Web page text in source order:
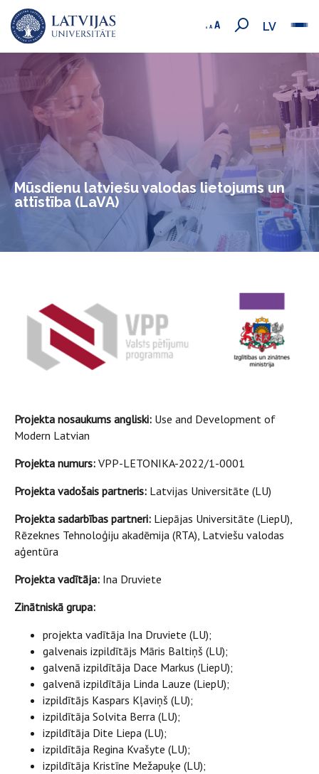
LV
Mūsdienu latviešu valodas lietojums un
attīstība (LaVA)
Projekta nosaukums angliski: Use and Development of
Modern Latvian
Projekta numurs: VPP-LETONIKA-2022/1-0001
Projekta vadošais partneris: Latvijas Universitāte (LU)
Projekta sadarbības partneri: Liepājas Universitāte (LiepU),
Rēzeknes Tehnoloģiju akadēmija (RTA), Latviešu valodas
aģentūra
Projekta vadītāja: Ina Druviete
Zinātniskā grupa:
projekta vadītāja Ina Druviete (LU);
galvenais izpildītājs Māris Baltiņš (LU);
galvenā izpildītāja Dace Markus (LiepU);
galvenā izpildītāja Linda Lauze (LiepU);
izpildītājs Kaspars Kļaviņš (LU);
izpildītāja Solvita Berra (LU);
izpildītāja Dite Liepa (LU);
izpildītāja Regina Kvašyte (LU);
izpildītāja Kristīne Mežapuķe (LU);